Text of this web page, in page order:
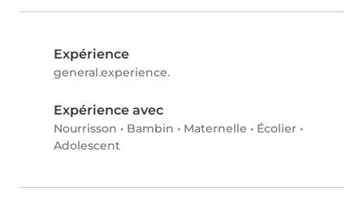
Expérience
general.experience.
Expérience avec
Nourrisson • Bambin • Maternelle • Écolier •
Adolescent